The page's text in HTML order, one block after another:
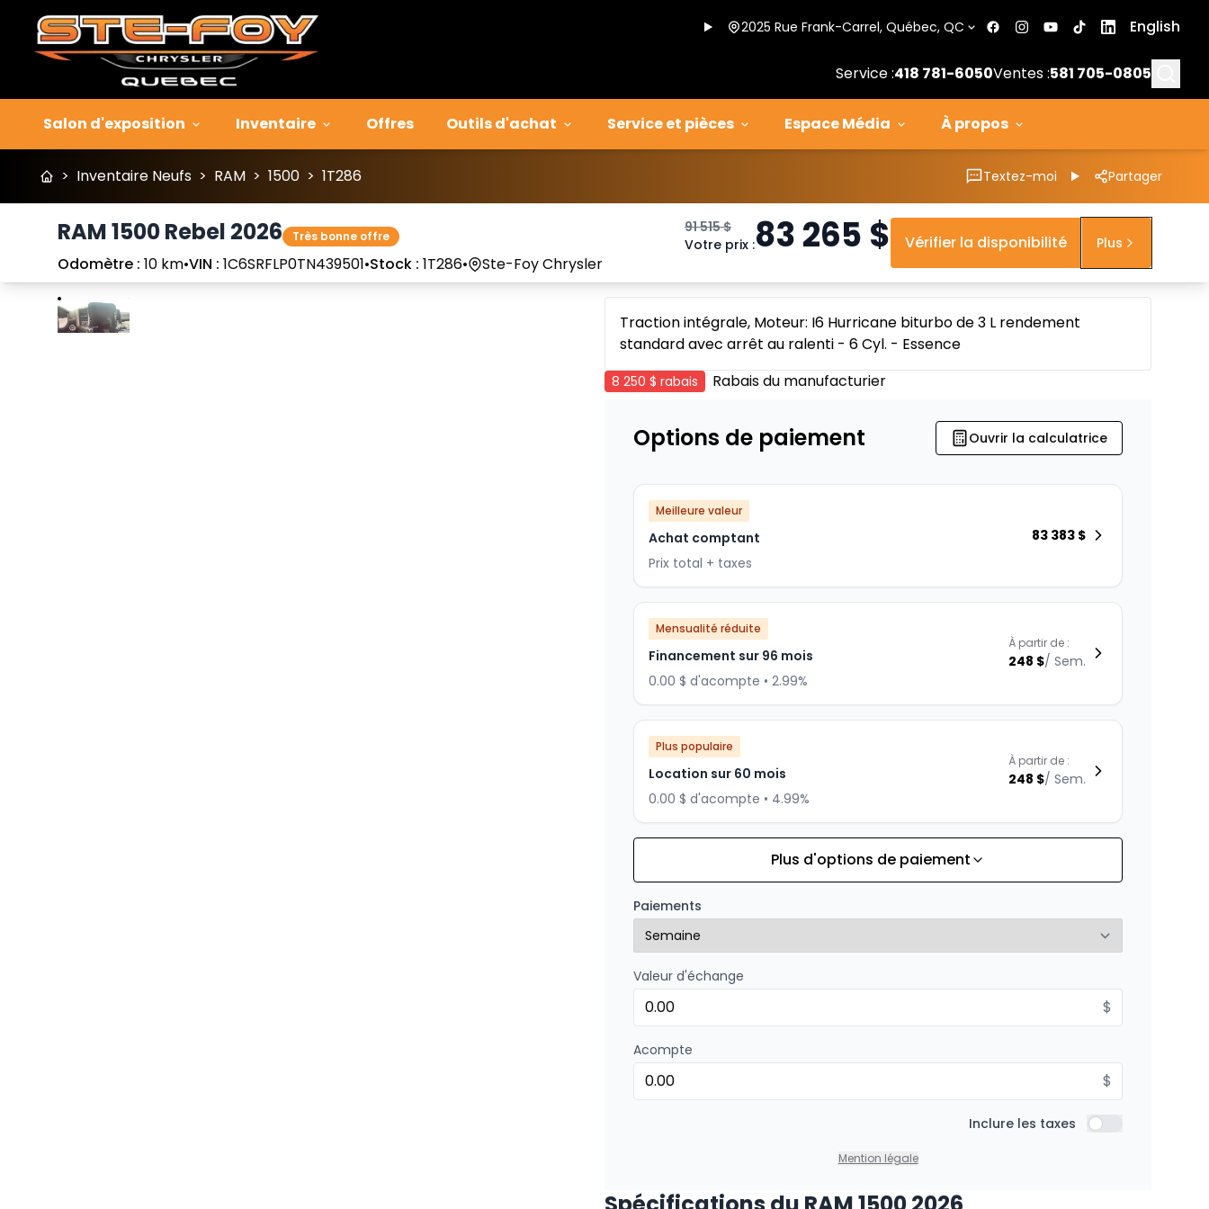
2025 Rue Frank-Carrel, Québec, QC English
Service :418 781-6050Ventes :581 705-0805
Salon d'exposition Inventaire Offres Outils d'achat Service et pièces Espace Média À propos
> Inventaire Neufs > RAM > 1500 > 1T286 Textez-moi Partager
RAM 1500 Rebel 2026 Très bonne offre
Odomètre : 10 km•VIN : 1C6SRFLP0TN439501•Stock : 1T286• Ste-Foy Chrysler
91 515$
Votre prix :83 265 $ Vérifier la disponibilité Plus
ArrêterPrécédent
Suivant
Traction intégrale, Moteur: I6 Hurricane biturbo de 3 L rendement
standard avec arrêt au ralenti - 6 Cyl. - Essence
8 250 $ rabais Rabais du manufacturier
Options de paiement Ouvrir la calculatrice
Meilleure valeur
Achat comptant
Prix total + taxes
83 383 $
Mensualité réduite
Financement sur 96 mois
0.00 $ d'acompte • 2.99%
À partir de :
248 $/ Sem.
Plus populaire
Location sur 60 mois
0.00 $ d'acompte • 4.99%
À partir de :
248 $/ Sem.
Financement sur 84 mois
0.00 $ d'acompte • 1.99%
À partir de :
Financement sur 72 mois
Financement sur 72 mois
Financement sur 60 mois
À partir de :
352 $/Sem.
Plus d'options de paiement
Paiements
Valeur d'échange
$
Acompte
$
Inclure les taxes Inclure les taxes
Mention légale